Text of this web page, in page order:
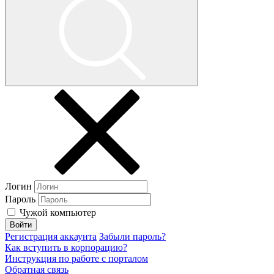
Логин
Пароль
Чужой компьютер
Войти
Регистрация аккаунта Забыли пароль?
Как вступить в корпорацию?
Инструкция по работе с порталом
Обратная связь